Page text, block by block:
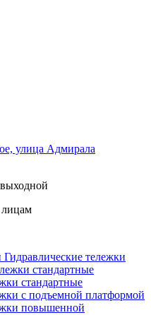
улица Адмирала
Гидравлические тележки
стандартные
с подъемной платформой
повышенной